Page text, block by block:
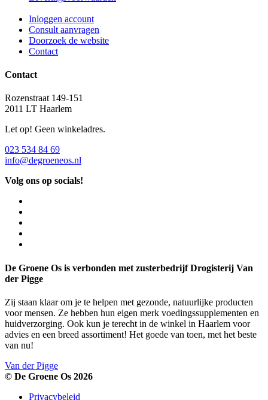
Inloggen account
Consult aanvragen
Doorzoek de website
Contact
Contact
Rozenstraat 149-151
2011 LT Haarlem
Let op! Geen winkeladres.
023 534 84 69
info@degroeneos.nl
Volg ons op socials!
De Groene Os is verbonden met zusterbedrijf Drogisterij Van
der Pigge
Zij staan klaar om je te helpen met gezonde, natuurlijke producten
voor mensen. Ze hebben hun eigen merk voedingssupplementen en
huidverzorging. Ook kun je terecht in de winkel in Haarlem voor
advies en een breed assortiment! Het goede van toen, met het beste
van nu!
Van der Pigge
© De Groene Os 2026
Privacybeleid